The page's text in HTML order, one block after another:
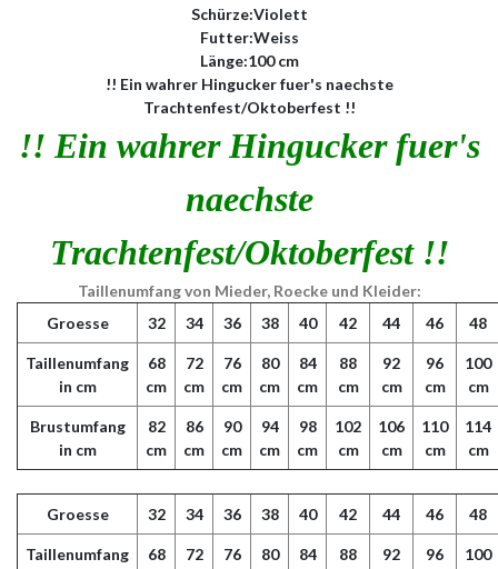
Schürze:Violett
Futter:Weiss
Länge:100 cm
!! Ein wahrer Hingucker fuer's naechste
Trachtenfest/Oktoberfest !!
!! Ein wahrer Hingucker fuer's
naechste
Trachtenfest/Oktoberfest !!
Taillenumfang von Mieder, Roecke und Kleider:
Groesse
32 34 36 38 40 42 44 46 48
Taillenumfang
in cm
68
cm
72
cm
76
cm
80
cm
84
cm
88
cm
92
cm
96
cm
100
cm
Brustumfang
in cm
82
cm
86
cm
90
cm
94
cm
98
cm
102
cm
106
cm
110
cm
114
cm
Groesse 32 34 36 38 40 42 44 46 48
Taillenumfang
68
72
76
80
84
88
92
96
100